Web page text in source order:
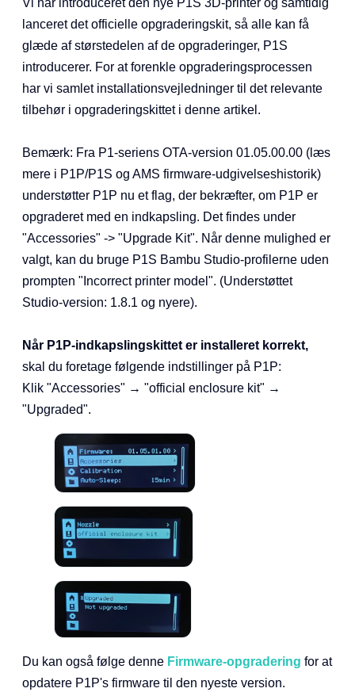
Vi har introduceret den nye P1S 3D-printer og samtidig
lanceret det officielle opgraderingskit, så alle kan få
glæde af størstedelen af de opgraderinger, P1S
introducerer. For at forenkle opgraderingsprocessen
har vi samlet installationsvejledninger til det relevante
tilbehør i opgraderingskittet i denne artikel.
Bemærk: Fra P1-seriens OTA-version 01.05.00.00 (læs
mere i P1P/P1S og AMS firmware-udgivelseshistorik)
understøtter P1P nu et flag, der bekræfter, om P1P er
opgraderet med en indkapsling. Det findes under
"Accessories" -> "Upgrade Kit". Når denne mulighed er
valgt, kan du bruge P1S Bambu Studio-profilerne uden
prompten "Incorrect printer model". (Understøttet
Studio-version: 1.8.1 og nyere).
Når P1P-indkapslingskittet er installeret korrekt,
skal du foretage følgende indstillinger på P1P:
Klik "Accessories" → "official enclosure kit" →
"Upgraded".
Du kan også følge denne Firmware-opgradering for at
opdatere P1P's firmware til den nyeste version.